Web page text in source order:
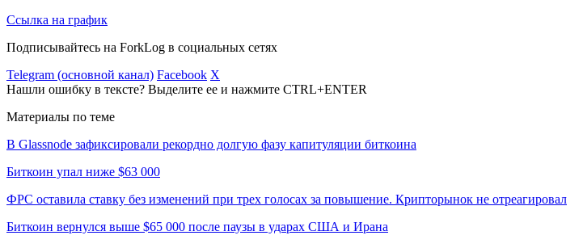
Ссылка на график
Подписывайтесь на ForkLog в социальных сетях
Telegram (основной канал) Facebook X
Нашли ошибку в тексте? Выделите ее и нажмите CTRL+ENTER
Материалы по теме
В Glassnode зафиксировали рекордно долгую фазу капитуляции биткоина
Биткоин упал ниже $63 000
ФРС оставила ставку без изменений при трех голосах за повышение. Крипторынок не отреагировал
Биткоин вернулся выше $65 000 после паузы в ударах США и Ирана